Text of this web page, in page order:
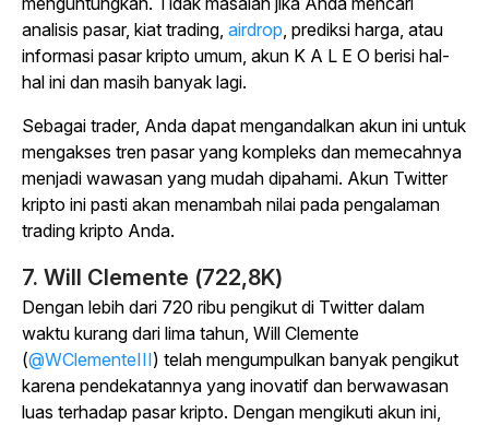
analisis pasar, kiat trading, airdrop, prediksi harga, atau
informasi pasar kripto umum, akun K A L E O berisi hal-
hal ini dan masih banyak lagi.
Sebagai trader, Anda dapat mengandalkan akun ini untuk
mengakses tren pasar yang kompleks dan memecahnya
menjadi wawasan yang mudah dipahami. Akun Twitter
kripto ini pasti akan menambah nilai pada pengalaman
trading kripto Anda.
7. Will Clemente (722,8K)
Dengan lebih dari 720 ribu pengikut di Twitter dalam
waktu kurang dari lima tahun, Will Clemente
(@WClementeIII) telah mengumpulkan banyak pengikut
karena pendekatannya yang inovatif dan berwawasan
luas terhadap pasar kripto. Dengan mengikuti akun ini,